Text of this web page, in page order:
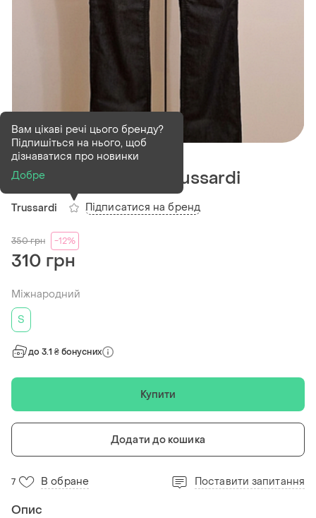
В наявності1 шт
Брендові джинси trussardi
Trussardi
Вам цікаві речі цього бренду?
Підпишіться на нього, щоб
дізнаватися про новинки
Добре
Підписатися на бренд
350грн -12%
310 грн
Міжнародний
S
до 3.1 ₴ бонусних
Купити
Додати до кошика
7 В обране Поставити запитання
Опис